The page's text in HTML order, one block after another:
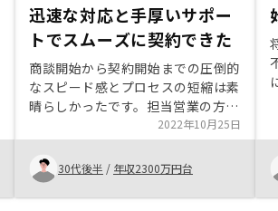
迅速な対応と手厚いサポー
トでスムーズに契約できた
商談開始から契約開始までの圧倒的
なスピード感とプロセスの短縮は素
晴らしかったです。担当営業の方も
押し売り感がなく、親身に契約オペ
レーションを対処していただきまし
たのでスムーズにオーナーとしてス
タートすることができました。どち
らかというと国や法の対応範囲てす
2022年10月25日
30代後半 / 年収2300万円台